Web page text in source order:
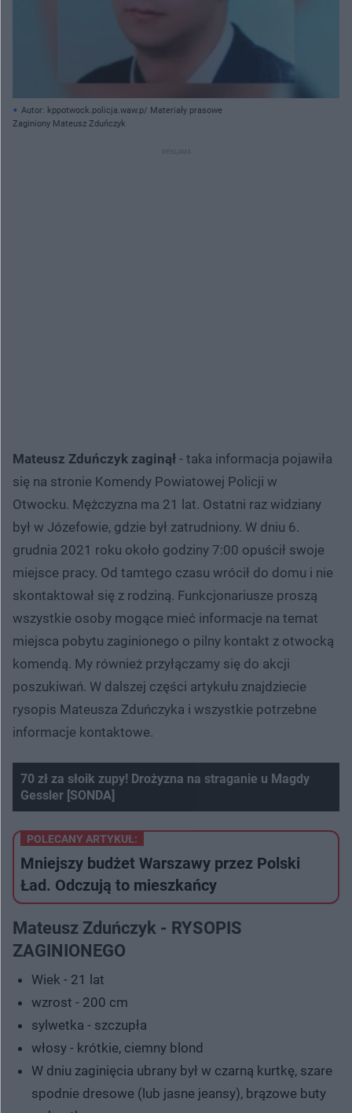
Autor: kppotwock.policja.waw.p/ Materiały prasowe
Zaginiony Mateusz Zduńczyk
Mateusz Zduńczyk zaginął - taka informacja pojawiła
się na stronie Komendy Powiatowej Policji w
Otwocku. Mężczyzna ma 21 lat. Ostatni raz widziany
był w Józefowie, gdzie był zatrudniony. W dniu 6.
grudnia 2021 roku około godziny 7:00 opuścił swoje
miejsce pracy. Od tamtego czasu wrócił do domu i nie
skontaktował się z rodziną. Funkcjonariusze proszą
wszystkie osoby mogące mieć informacje na temat
miejsca pobytu zaginionego o pilny kontakt z otwocką
komendą. My również przyłączamy się do akcji
poszukiwań. W dalszej części artykułu znajdziecie
rysopis Mateusza Zduńczyka i wszystkie potrzebne
informacje kontaktowe.
70 zł za słoik zupy! Drożyzna na straganie u Magdy
Gessler [SONDA]
Spróbuj ponownie
POLECANY ARTYKUŁ:
Mniejszy budżet Warszawy przez Polski
Ład. Odczują to mieszkańcy
Mateusz Zduńczyk - RYSOPIS
ZAGINIONEGO
Wiek - 21 lat
wzrost - 200 cm
sylwetka - szczupła
włosy - krótkie, ciemny blond
W dniu zaginięcia ubrany był w czarną kurtkę, szare
spodnie dresowe (lub jasne jeansy), brązowe buty